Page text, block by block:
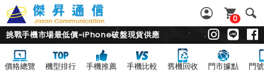
0
挑戰手機市場最低價~iPhone破盤現貨供應
價格總覽 機型排行 手機推薦 手機比較 舊機回收 門市據點 門